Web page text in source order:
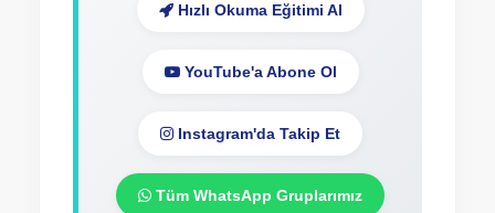
Hızlı Okuma Eğitimi Al
YouTube'a Abone Ol
Instagram'da Takip Et
Tüm WhatsApp Gruplarımız